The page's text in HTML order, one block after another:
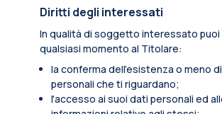
Diritti degli interessati
In qualità di soggetto interessato puoi
qualsiasi momento al Titolare:
la conferma dell’esistenza o meno
personali che ti riguardano;
l'accesso ai suoi dati personali ed